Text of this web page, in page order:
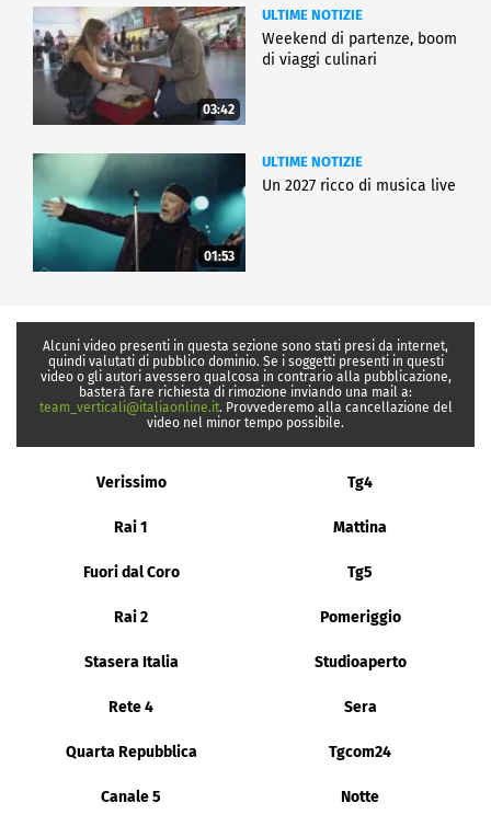
03:42
ULTIME NOTIZIE
Weekend di partenze, boom
di viaggi culinari
01:53
ULTIME NOTIZIE
Un 2027 ricco di musica live
Alcuni video presenti in questa sezione sono stati presi da internet,
quindi valutati di pubblico dominio. Se i soggetti presenti in questi
video o gli autori avessero qualcosa in contrario alla pubblicazione,
basterà fare richiesta di rimozione inviando una mail a:
team_verticali@italiaonline.it. Provvederemo alla cancellazione del
video nel minor tempo possibile.
Verissimo Tg4
Rai 1 Mattina
Fuori dal Coro Tg5
Rai 2 Pomeriggio
Stasera Italia Studioaperto
Rete 4 Sera
Quarta Repubblica Tgcom24
Canale 5 Notte